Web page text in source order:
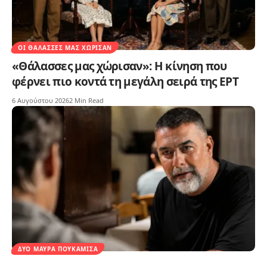
ΟΙ ΘΆΛΑΣΣΕΣ ΜΑΣ ΧΏΡΙΣΑΝ
«Θάλασσες μας χώρισαν»: Η κίνηση που
φέρνει πιο κοντά τη μεγάλη σειρά της ΕΡΤ
6 Αυγούστου 20262 Min Read
ΔΥΟ ΜΑΎΡΑ ΠΟΥΚΆΜΙΣΑ